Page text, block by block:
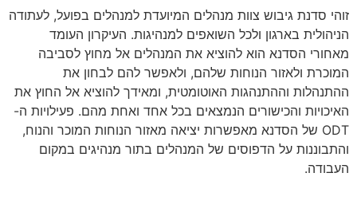
זוהי סדנת גיבוש צוות מנהלים המיועדת למנהלים בפועל, לעתודה
הניהולית בארגון ולכל השואפים למנהיגות. העיקרון העומד
מאחורי הסדנא הוא להוציא את המנהלים אל מחוץ לסביבה
המוכרת ולאזור הנוחות שלהם, ולאפשר להם לבחון את
ההתנהלות וההתנהגות האוטומטית, ומאידך להוציא אל החוץ את
האיכויות והכישורים הנמצאים בכל אחד ואחת מהם. פעילויות ה-
ODT של הסדנא מאפשרות יציאה מאזור הנוחות המוכר והנוח,
והתבוננות על הדפוסים של המנהלים בתור מנהיגים במקום
העבודה.